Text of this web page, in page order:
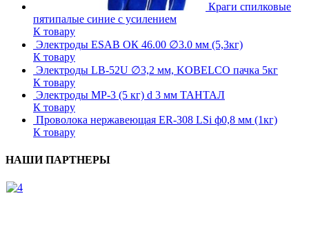
Краги спилковые
пятипалые синие с усилением
К товару
Электроды ESAB ОК 46.00 ∅3.0 мм (5,3кг)
К товару
Электроды LB-52U ∅3,2 мм, KOBELCO пачка 5кг
К товару
Электроды МР-3 (5 кг) d 3 мм ТАНТАЛ
К товару
Проволока нержавеющая ER-308 LSi ф0,8 мм (1кг)
К товару
НАШИ ПАРТНЕРЫ